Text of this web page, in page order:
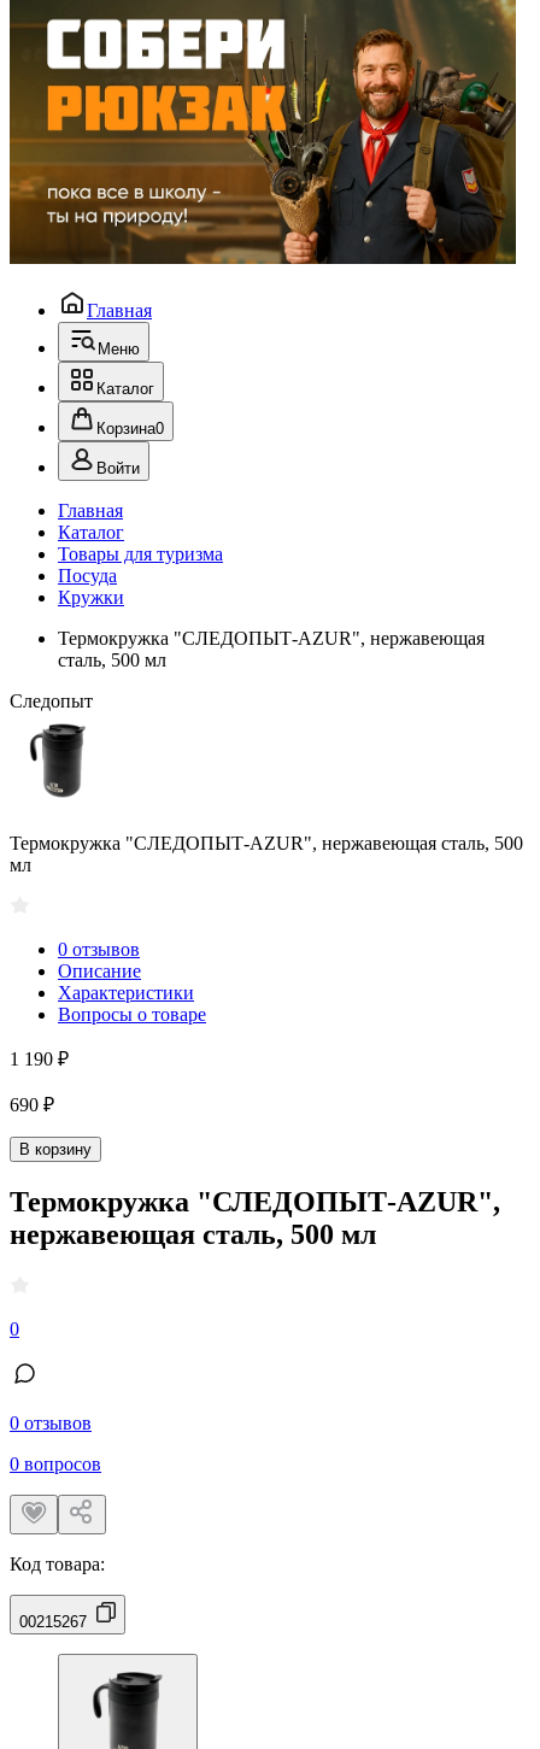
Главная
Меню
Каталог
Корзина0
Войти
Главная
Каталог
Товары для туризма
Посуда
Кружки
Термокружка "СЛЕДОПЫТ-AZUR", нержавеющая
сталь, 500 мл
Следопыт
Термокружка "СЛЕДОПЫТ-AZUR", нержавеющая сталь, 500
мл
0 отзывов
Описание
Характеристики
Вопросы о товаре
1 190 ₽
690 ₽
В корзину
Термокружка "СЛЕДОПЫТ-AZUR",
нержавеющая сталь, 500 мл
0
0 отзывов
0 вопросов
Код товара:
00215267